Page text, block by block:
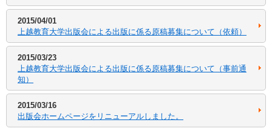
2015/04/01
上越教育大学出版会による出版に係る原稿募集について（依頼）
2015/03/23
上越教育大学出版会による出版に係る原稿募集について（事前通
知）
2015/03/16
出版会ホームページをリニューアルしました。